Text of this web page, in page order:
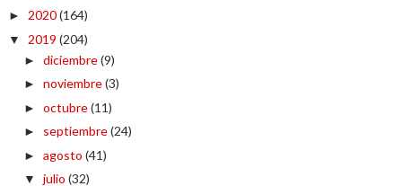
► 2020(164)
▼ 2019 (204)
► diciembre(9)
► noviembre(3)
► octubre(11)
► septiembre(24)
► agosto (41)
▼ julio (32)